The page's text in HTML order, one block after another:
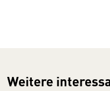
Weitere